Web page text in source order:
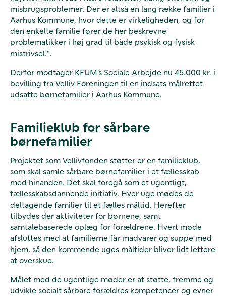
misbrugsproblemer. Der er altså en lang række familier i
Aarhus Kommune, hvor dette er virkeligheden, og for
den enkelte familie fører de her beskrevne
problematikker i høj grad til både psykisk og fysisk
mistrivsel.".
Derfor modtager KFUM’s Sociale Arbejde nu 45.000 kr. i
bevilling fra Velliv Foreningen til en indsats målrettet
udsatte børnefamilier i Aarhus Kommune.
Familieklub for sårbare
børnefamilier
Projektet som Vellivfonden støtter er en familieklub,
som skal samle sårbare børnefamilier i et fællesskab
med hinanden. Det skal foregå som et ugentligt,
fællesskabsdannende initiativ. Hver uge mødes de
deltagende familier til et fælles måltid. Herefter
tilbydes der aktiviteter for børnene, samt
samtalebaserede oplæg for forældrene. Hvert møde
afsluttes med at familierne får madvarer og suppe med
hjem, så den kommende uges måltider bliver lidt lettere
at overskue.
Målet med de ugentlige møder er at støtte, fremme og
udvikle socialt sårbare forældres kompetencer og evner